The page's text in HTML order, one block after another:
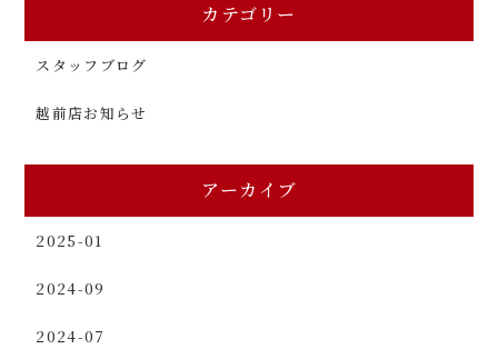
カテゴリー
スタッフブログ
越前店お知らせ
アーカイブ
2025-01
2024-09
2024-07